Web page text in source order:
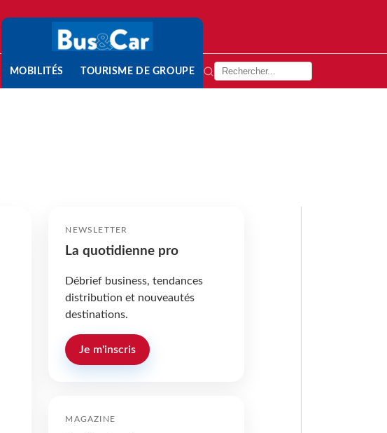
MOBILITÉS TOURISME DE GROUPE
NEWSLETTER
La quotidienne pro
Débrief business, tendances
distribution et nouveautés
destinations.
Je m'inscris
MAGAZINE